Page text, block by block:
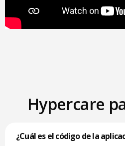
Hypercare
¿Cuál es el código de la